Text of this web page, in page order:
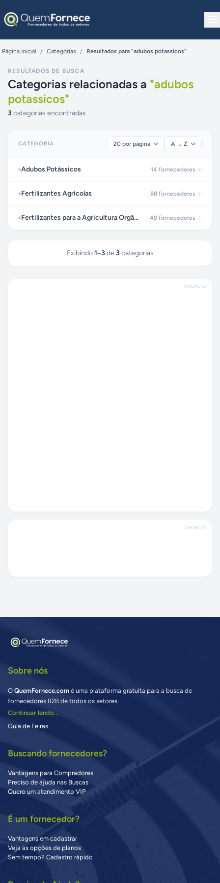
Página Inicial / Categorias / Resultados para "adubos potassicos"
RESULTADOS DE BUSCA
Categorias relacionadas a "adubos
potassicos"
3 categorias encontradas
CATEGORIA
Adubos Potássicos 14 fornecedores
Fertilizantes Agrícolas 88 fornecedores
Fertilizantes para a Agricultura Orgânica 49 fornecedores
Exibindo 1–3 de 3 categorias
ANÚNCIO
ANÚNCIO
Sobre nós
O QuemFornece.com é uma plataforma gratuita para a busca de
fornecedores B2B de todos os setores.
Continuar lendo...
Guia de Feiras
Buscando fornecedores?
Vantagens para Compradores
Preciso de ajuda nas Buscas
Quero um atendimento VIP
É um fornecedor?
Vantagens em cadastrar
Veja as opções de planos
Sem tempo? Cadastro rápido